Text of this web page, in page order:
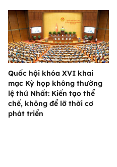
Quốc hội khóa XVI khai
mạc Kỳ họp không thường
lệ thứ Nhất: Kiến tạo thể
chế, không để lỡ thời cơ
phát triển